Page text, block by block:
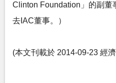
Clinton Foundation」的副董
去IAC董事。）
(本文刊載於 2014-09-23 經